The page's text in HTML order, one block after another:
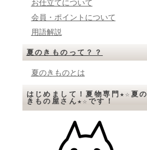
お仕立てについて
会員・ポイントについて
用語解説
夏のきものって？？
夏のきものとは
はじめまして！夏物専門★☆夏の
きもの屋さん★☆です！